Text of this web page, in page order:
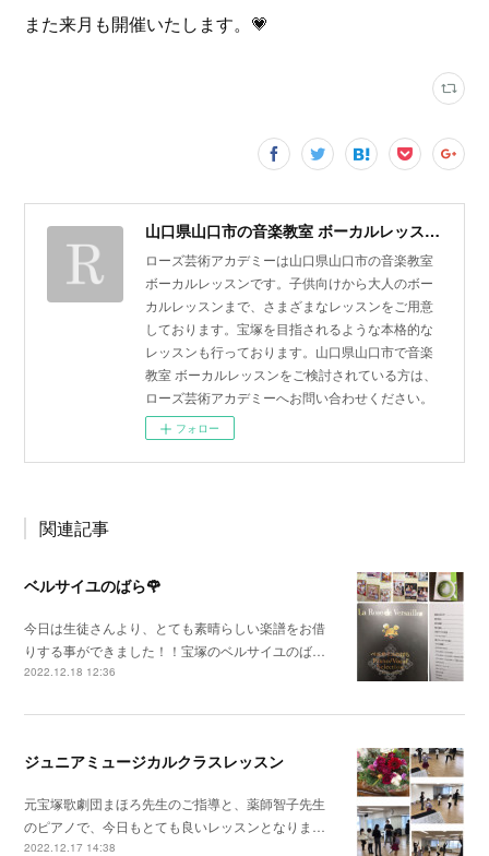
また来月も開催いたします。💗
山口県山口市の音楽教室 ボーカルレッスン | ローズ芸術アカデミー
ローズ芸術アカデミーは山口県山口市の音楽教室
ボーカルレッスンです。子供向けから大人のボー
カルレッスンまで、さまざまなレッスンをご用意
しております。宝塚を目指されるような本格的な
レッスンも行っております。山口県山口市で音楽
教室 ボーカルレッスンをご検討されている方は、
ローズ芸術アカデミーへお問い合わせください。
フォロー
関連記事
ベルサイユのばら🌹
今日は生徒さんより、とても素晴らしい楽譜をお借
りする事ができました！！宝塚のベルサイユのば…
2022.12.18 12:36
ジュニアミュージカルクラスレッスン
元宝塚歌劇団まほろ先生のご指導と、薬師智子先生
のピアノで、今日もとても良いレッスンとなりま…
2022.12.17 14:38